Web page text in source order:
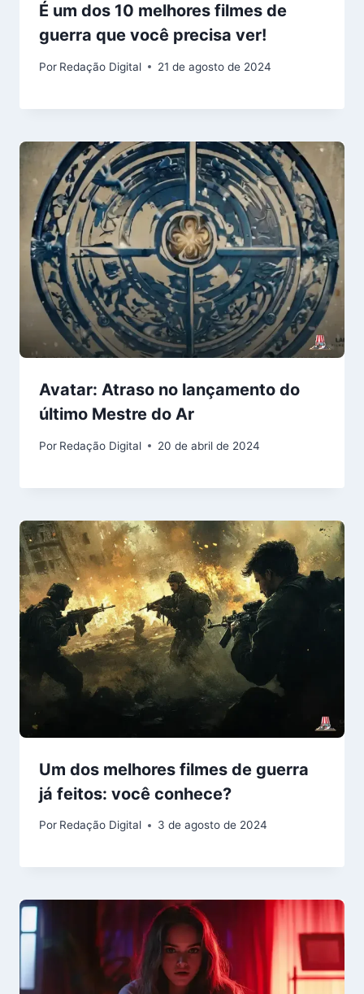
É um dos 10 melhores filmes de
guerra que você precisa ver!
Por Redação Digital 21 de agosto de 2024
Avatar: Atraso no lançamento do
último Mestre do Ar
Por Redação Digital 20 de abril de 2024
Um dos melhores filmes de guerra
já feitos: você conhece?
Por Redação Digital 3 de agosto de 2024